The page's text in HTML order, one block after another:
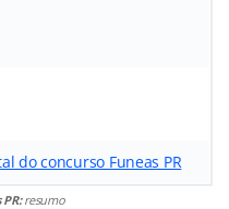
do concurso Funeas PR
resumo